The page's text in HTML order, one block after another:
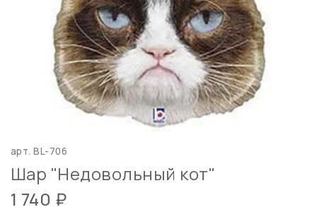
арт.BL-706
Шар "Недовольный кот"
1 740 ₽